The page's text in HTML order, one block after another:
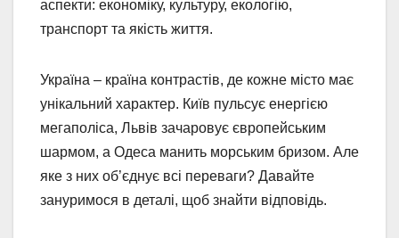
аспекти: економіку, культуру, екологію,
транспорт та якість життя.
Україна – країна контрастів, де кожне місто має
унікальний характер. Київ пульсує енергією
мегаполіса, Львів зачаровує європейським
шармом, а Одеса манить морським бризом. Але
яке з них об’єднує всі переваги? Давайте
зануримося в деталі, щоб знайти відповідь.